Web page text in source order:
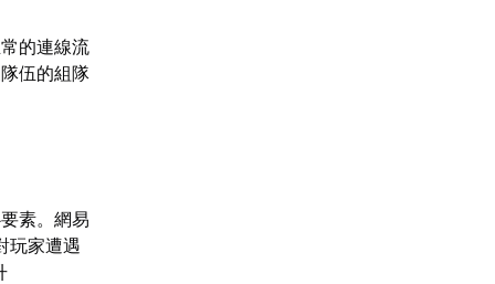
的連線流
伍的組隊
素。網易
玩家遭遇